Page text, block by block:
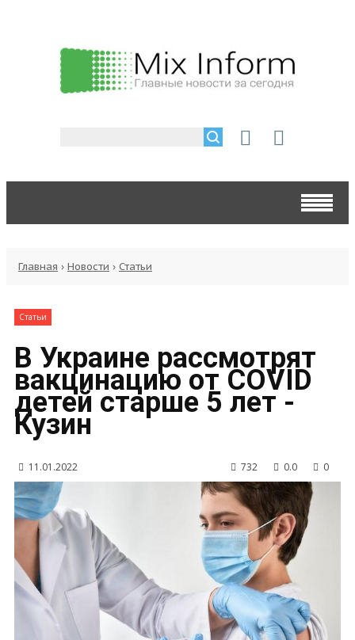
Главная › Новости › Статьи
Статьи
В Украине рассмотрят
вакцинацию от COVID
детей старше 5 лет -
Кузин
11.01.2022 732 0.0 0